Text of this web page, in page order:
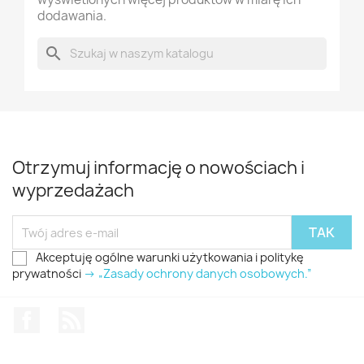
dodawania.
search
Otrzymuj informację o nowościach i
wyprzedażach
Akceptuję ogólne warunki użytkowania i politykę
prywatności -> „Zasady ochrony danych osobowych.”